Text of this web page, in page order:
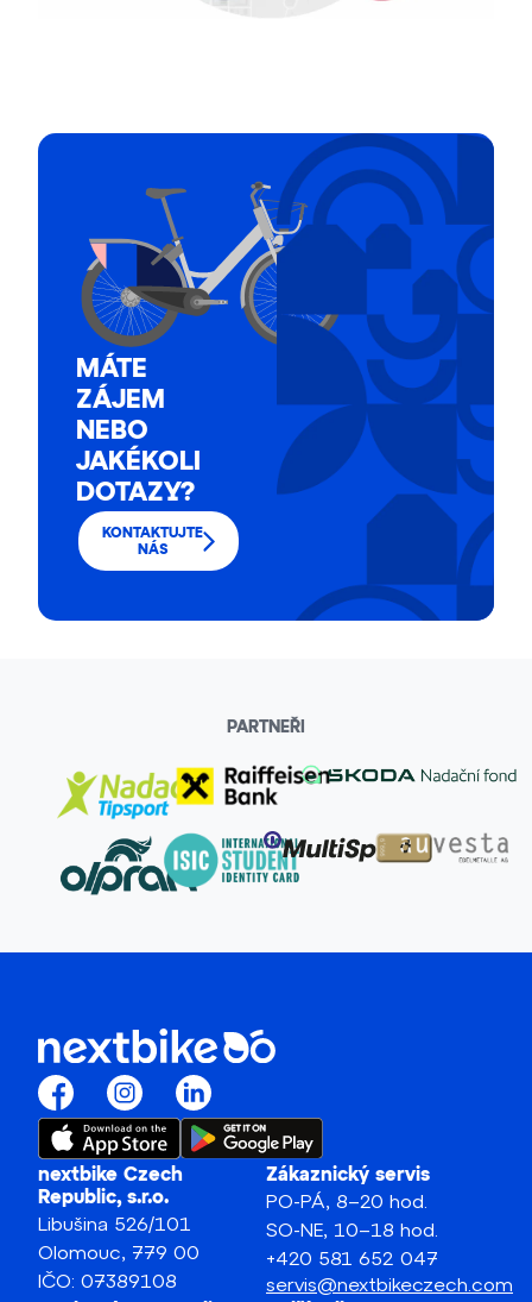
MÁTE
ZÁJEM
NEBO
JAKÉKOLI
DOTAZY?
KONTAKTUJTE
NÁS
PARTNEŘI
nextbike Czech
Republic, s.r.o.
Libušina 526/101
Olomouc, 779 00
IČO: 07389108
Zákaznický servis
PO-PÁ, 8–20 hod.
SO-NE, 10–18 hod.
+420 581 652 047
servis@nextbikeczech.com